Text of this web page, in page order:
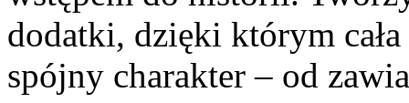
dodatki, dzięki którym
spójny charakter – od